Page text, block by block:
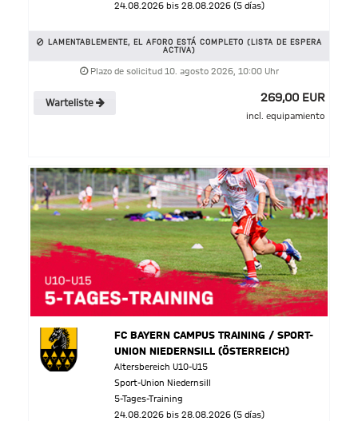
24.08.2026 bis 28.08.2026 (5 días)
LAMENTABLEMENTE, EL AFORO ESTÁ COMPLETO (LISTA DE ESPERA
ACTIVA)
Plazo de solicitud 10. agosto 2026, 10:00 Uhr
Warteliste 269,00 EUR
incl. equipamiento
FC BAYERN CAMPUS TRAINING / SPORT-
UNION NIEDERNSILL (ÖSTERREICH)
Altersbereich U10-U15
Sport-Union Niedernsill
5-Tages-Training
24.08.2026 bis 28.08.2026 (5 días)